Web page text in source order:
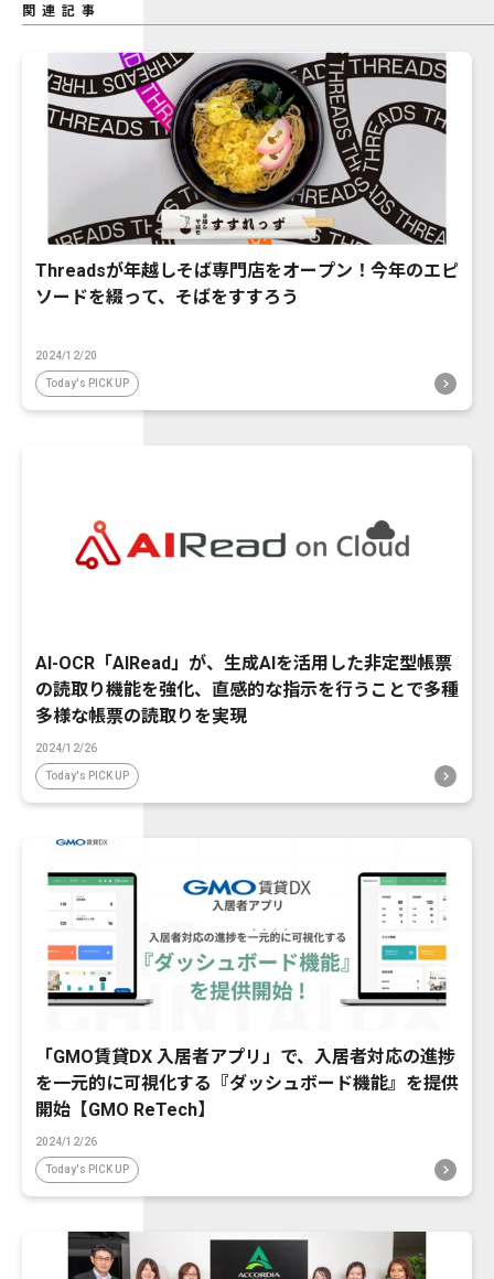
関連記事
Threadsが年越しそば専門店をオープン！今年のエピ
ソードを綴って、そばをすすろう
2024/12/20
Today's PICK UP
AI-OCR「AIRead」が、生成AIを活用した非定型帳票
の読取り機能を強化、直感的な指示を行うことで多種
多様な帳票の読取りを実現
2024/12/26
Today's PICK UP
「GMO賃貸DX 入居者アプリ」で、入居者対応の進捗
を一元的に可視化する『ダッシュボード機能』を提供
開始【GMO ReTech】
2024/12/26
Today's PICK UP